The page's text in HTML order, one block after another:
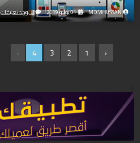
MOMHUSSAN 01 يوليو 2019 لا توجد تعليقات
‹
1
2
3
4
›